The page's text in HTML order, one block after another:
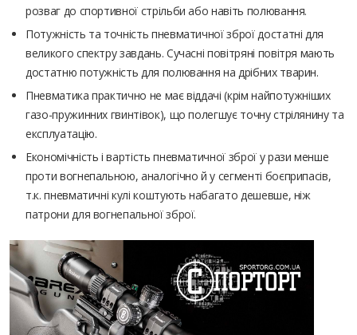
розваг до спортивної стрільби або навіть полювання.
Потужність та точність пневматичної зброї достатні для
великого спектру завдань. Сучасні повітряні повітря мають
достатню потужність для полювання на дрібних тварин.
Пневматика практично не має віддачі (крім найпотужніших
газо-пружинних гвинтівок), що полегшує точну стрілянину та
експлуатацію.
Економічність і вартість пневматичної зброї у рази менше
проти вогнепальною, аналогічно й у сегменті боєприпасів,
т.к. пневматичні кулі коштують набагато дешевше, ніж
патрони для вогнепальної зброї.